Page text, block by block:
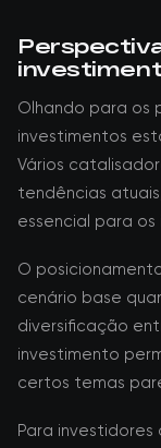
Olhando para os
investimentos
Vários
tendências
essencial para os
O
cenário base
diversificação
investimento
certos temas
Para